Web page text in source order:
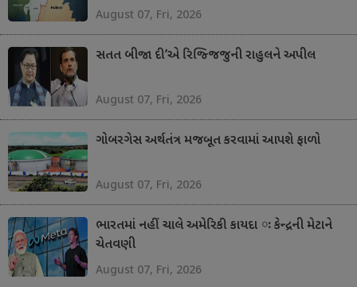
August 07, Fri, 2026
સતત બીજા દી’એ રિજ્જિજુની રાહુલને અપીલ
August 07, Fri, 2026
ગોબરગેસ અર્થતંત્ર મજબૂત કરવામાં આપશે ફાળો
August 07, Fri, 2026
ભારતમાં નહીં ચાલે અમેરિકી કાયદા ઃ કેન્દ્રની મેટાને
ચેતવણી
August 07, Fri, 2026